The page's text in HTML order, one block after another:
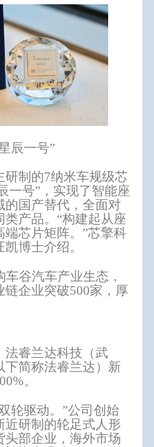
辰一号”
研制的7纳米车规级芯
一号”，实现了智能座
的国产替代，全面对
产品。“构建起从座
芯片矩阵。”芯擎科
博士介绍。
谷汽车产业生态，
链企业突破500家，厚
法睿兰达科技（武
下简称法睿兰达）新
。
轮驱动。”公司创始
近研制的轮足式人形
头部企业，海外市场